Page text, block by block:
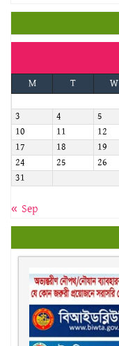
M
T W
3
4 5
10
11 12
17
18 19
24
25 26
31
« Sep